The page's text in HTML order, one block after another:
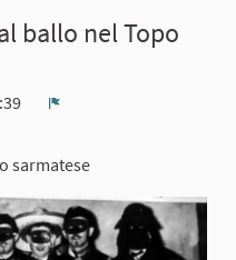
ballo nel Topo
sarmatese